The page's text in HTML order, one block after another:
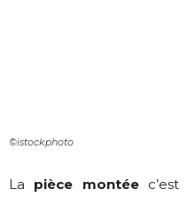
©istockphoto
La pièce montéec’est